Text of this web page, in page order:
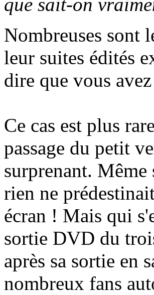
Nombreuses sont
leur suites édités
dire que vous
Ce cas est plus
passage du petit
surprenant.
rien ne
écran ! Mais qui
sortie DVD du
après sa sortie en
nombreux fans